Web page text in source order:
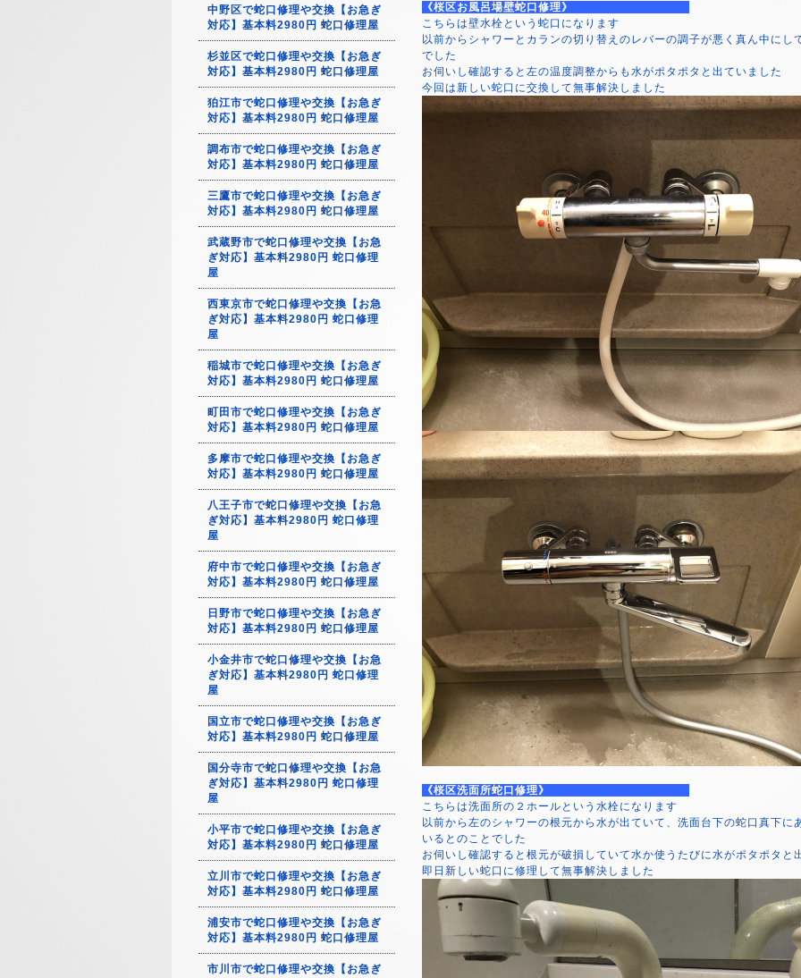
《桜区お風呂場壁蛇口修理》
こちらは壁水栓という蛇口になります
以前からシャワーとカランの切り替えのレバーの調子が悪く真ん中に
でした
お伺いし確認すると左の温度調整からも水がポタポタと出ていました
今回は新しい蛇口に交換して無事解決しました
《桜区洗面所蛇口修理》
こちらは洗面所の２ホールという水栓になります
以前から左のシャワーの根元から水が出ていて、洗面台下の蛇口真下
いるとのことでした
お伺いし確認すると根元が破損していて水か使うたびに水がポタポタと
即日新しい蛇口に修理して無事解決しました
中野区で蛇口修理や交換【お急ぎ
対応】基本料2980円 蛇口修理屋
杉並区で蛇口修理や交換【お急ぎ
対応】基本料2980円 蛇口修理屋
狛江市で蛇口修理や交換【お急ぎ
対応】基本料2980円 蛇口修理屋
調布市で蛇口修理や交換【お急ぎ
対応】基本料2980円 蛇口修理屋
三鷹市で蛇口修理や交換【お急ぎ
対応】基本料2980円 蛇口修理屋
武蔵野市で蛇口修理や交換【お急
ぎ対応】基本料2980円 蛇口修理
屋
西東京市で蛇口修理や交換【お急
ぎ対応】基本料2980円 蛇口修理
屋
稲城市で蛇口修理や交換【お急ぎ
対応】基本料2980円 蛇口修理屋
町田市で蛇口修理や交換【お急ぎ
対応】基本料2980円 蛇口修理屋
多摩市で蛇口修理や交換【お急ぎ
対応】基本料2980円 蛇口修理屋
八王子市で蛇口修理や交換【お急
ぎ対応】基本料2980円 蛇口修理
屋
府中市で蛇口修理や交換【お急ぎ
対応】基本料2980円 蛇口修理屋
日野市で蛇口修理や交換【お急ぎ
対応】基本料2980円 蛇口修理屋
小金井市で蛇口修理や交換【お急
ぎ対応】基本料2980円 蛇口修理
屋
国立市で蛇口修理や交換【お急ぎ
対応】基本料2980円 蛇口修理屋
国分寺市で蛇口修理や交換【お急
ぎ対応】基本料2980円 蛇口修理
屋
小平市で蛇口修理や交換【お急ぎ
対応】基本料2980円 蛇口修理屋
立川市で蛇口修理や交換【お急ぎ
対応】基本料2980円 蛇口修理屋
浦安市で蛇口修理や交換【お急ぎ
対応】基本料2980円 蛇口修理屋
市川市で蛇口修理や交換【お急ぎ